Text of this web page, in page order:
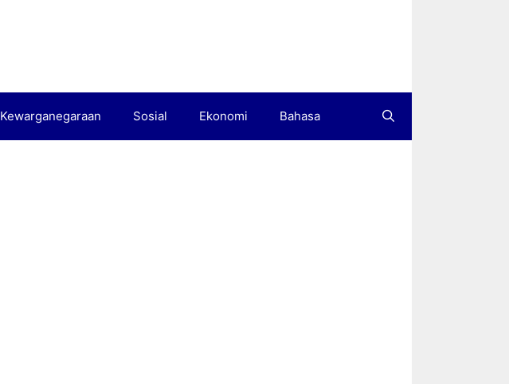
Kewarganegaraan Sosial Ekonomi Bahasa